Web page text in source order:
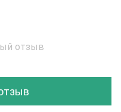
отзыв